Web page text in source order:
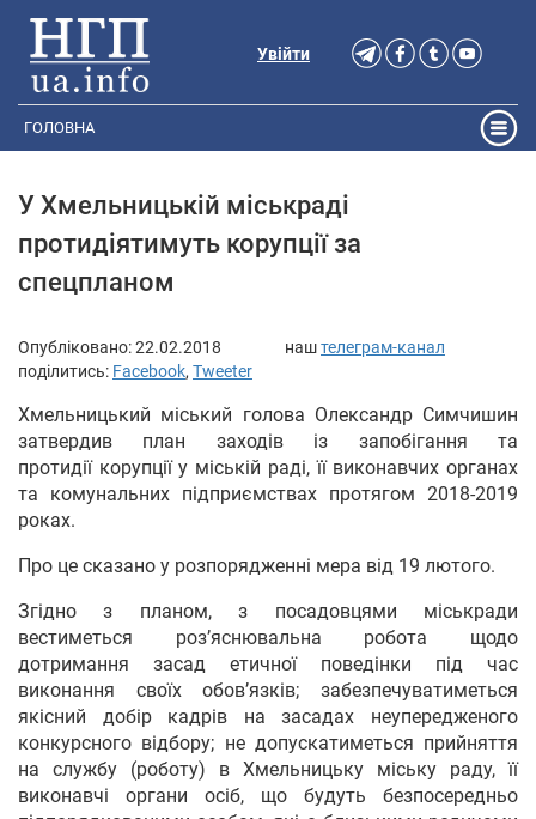
Увійти
ГОЛОВНА
У Хмельницькій міськраді
протидіятимуть корупції за
спецпланом
Опубліковано:22.02.2018 наштелеграм-канал
поділитись: Facebook, Tweeter
Хмельницький міський голова Олександр Симчишин
затвердив план заходів із запобігання та
протидії корупції у міській раді, її виконавчих органах
та комунальних підприємствах протягом 2018-2019
роках.
Про це сказано у розпорядженні мера від 19 лютого.
Згідно з планом, з посадовцями міськради
вестиметься роз’яснювальна робота щодо
дотримання засад етичної поведінки під час
виконання своїх обов’язків; забезпечуватиметься
якісний добір кадрів на засадах неупередженого
конкурсного відбору; не допускатиметься прийняття
на службу (роботу) в Хмельницьку міську раду, її
виконавчі органи осіб, що будуть безпосередньо